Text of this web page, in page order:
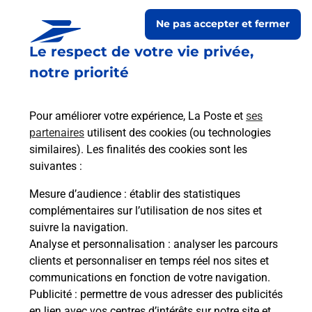
Le respect de votre vie privée,
notre priorité
Pour améliorer votre expérience, La Poste et ses
partenaires utilisent des cookies (ou technologies
similaires). Les finalités des cookies sont les
suivantes :
Mesure d’audience : établir des statistiques
complémentaires sur l’utilisation de nos sites et
suivre la navigation.
Analyse et personnalisation : analyser les parcours
clients et personnaliser en temps réel nos sites et
communications en fonction de votre navigation.
Publicité : permettre de vous adresser des publicités
Ne pas accepter et fermer
Boîte aux lettres La Poste
Prochaine collecte du courrier vendredi
08h30
25 Route De Mons
02000 Clacy Et Thierret
Itinéraire
Le lien s'ouvre dans un nouvel onglet